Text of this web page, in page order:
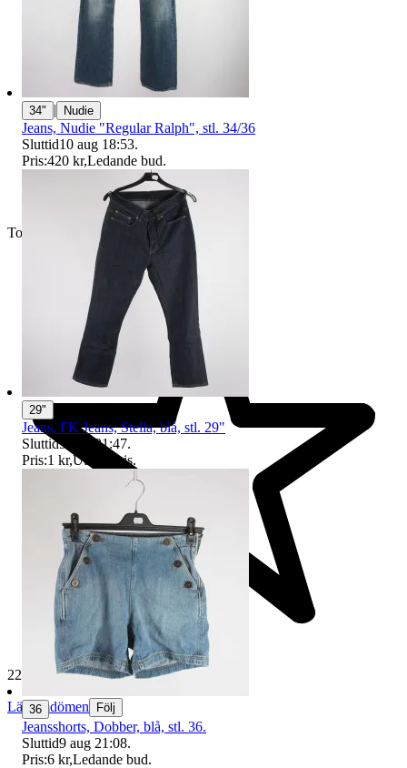
Toppsäljare
229 348 omdömen
Läs omdömen Följ
34" | Nudie
Jeans, Nudie "Regular Ralph", stl. 34/36
Sluttid10 aug 18:53.
Pris:420 kr,Ledande bud.
29"
Jeans, FK Jeans, Stella, blå, stl. 29"
Sluttid9 aug 21:47.
Pris:1 kr,Utropspris.
36
Jeansshorts, Dobber, blå, stl. 36.
Sluttid9 aug 21:08.
Pris:6 kr,Ledande bud.